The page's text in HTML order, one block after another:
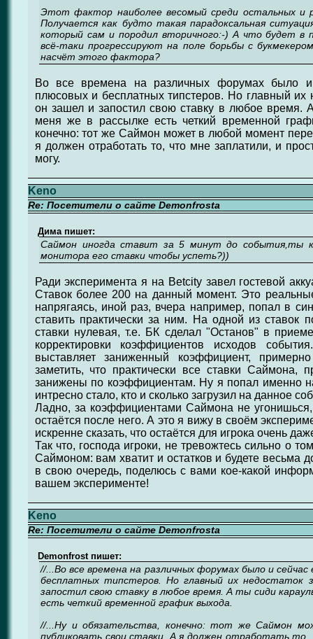
Этот фактор наиболее весомый среди остальных и
Получается как будто такая парадоксальная
который сам и породил вторичного:-) А что будет в
всё-таки прогрессируют на поле борьбы с
насчёт этого фактора?
Во все времена на различных форумах было и
плюсовых и бесплатных типстеров. Но главный их
он зашел и запостил свою ставку в любое время.
меня же в рассылке есть четкий временной
конечно: тот же Саймон может в любой момент
я должен отработать то, что мне заплатили, и
могу.
Keno
Re: Посетители о сайте Demonfrosta
Дима пишет:
Саймон иногда ставит за 5 минут до события,ты
монитора его ставки чтобы успеть?))
Ради эксперимента я на Betcity завел гостевой
Ставок более 200 на данный момент. Это
напрягаясь, иной раз, вчера например, попал в
ставить практически за ним. На одной из ставок
ставки нулевая, т.е. БК сделал "Останов" в
корректировки коэффициентов исходов
выставляет заниженный коэффициент,
заметить, что практически все ставки Саймона,
занижены по коэффициентам. Ну я попал именно
интресно стало, кто и сколько загрузил на данное
Ладно, за коэффициентами Саймона не угонишься,
остаётся после него. А это я вижу в своём
искренне сказать, что остаётся для игрока очень
Так что, господа игроки, не тревожтесь сильно о
Саймоном: вам хватит и остатков и будете весьма
в свою очередь, поделюсь с вами кое-какой
вашем эксперименте!
Keno
Re: Посетители о сайте Demonfrosta
Demonfrost пишет:
//...Во все времена на различных форумах было и
бесплатных типстеров. Но главный их недостаток
запостил свою ставку в любое время. А ты сиди
есть четкий временной график выхода.
//...Ну и обязательства, конечно: тот же Саймон
публиковать свои ставки. А я должен отработать